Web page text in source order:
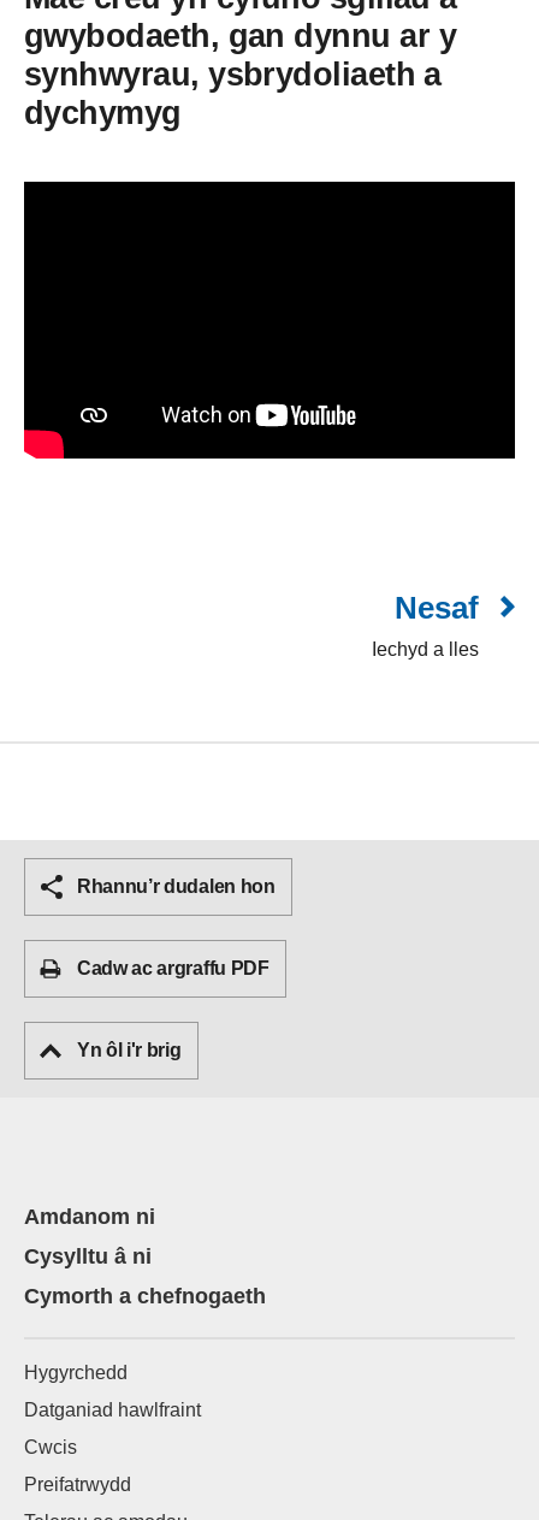
gwybodaeth, gan dynnu ar y
synhwyrau, ysbrydoliaeth a
dychymyg
Nesaf
Iechyd a lles
Rhannu’r dudalen hon
Cadw ac argraffu PDF
Yn ôl i'r brig
Amdanom ni
Cysylltu â ni
Cymorth a chefnogaeth
Hygyrchedd
Datganiad hawlfraint
Cwcis
Preifatrwydd